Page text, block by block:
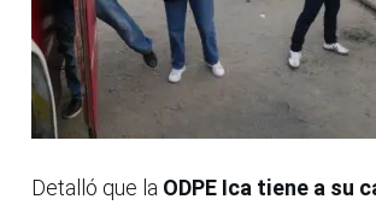
Detalló que la ODPE Ica tiene a su